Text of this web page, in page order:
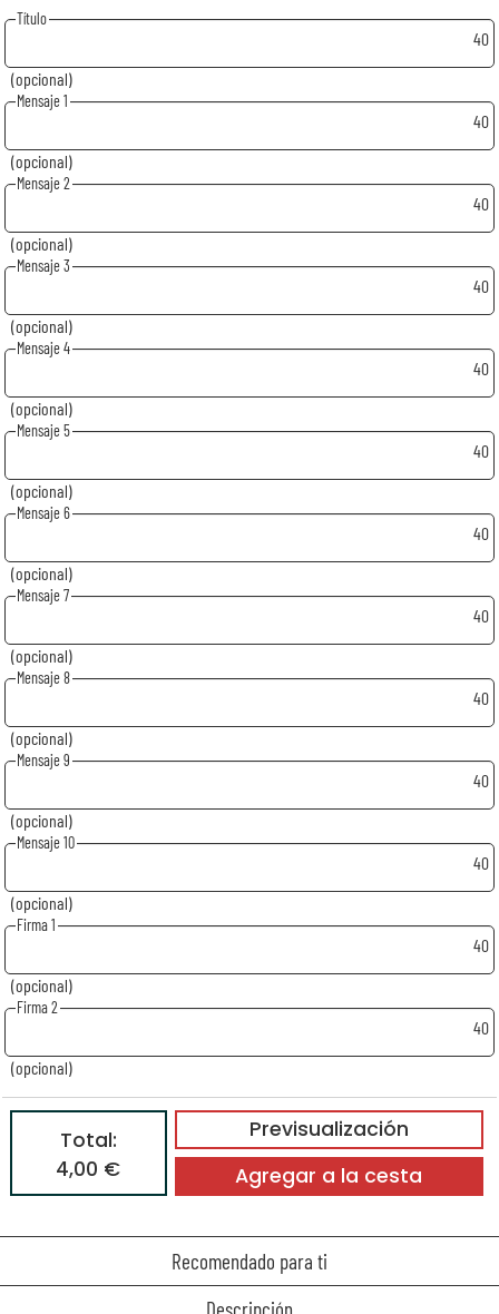
Título
40
(opcional)
Mensaje 1
40
(opcional)
Mensaje 2
40
(opcional)
Mensaje 3
40
(opcional)
Mensaje 4
40
(opcional)
Mensaje 5
40
(opcional)
Mensaje 6
40
(opcional)
Mensaje 7
40
(opcional)
Mensaje 8
40
(opcional)
Mensaje 9
40
(opcional)
Mensaje 10
40
(opcional)
Firma 1
40
(opcional)
Firma 2
40
(opcional)
Previsualización
Total:
4,00 €
Agregar a la cesta
Recomendado para ti